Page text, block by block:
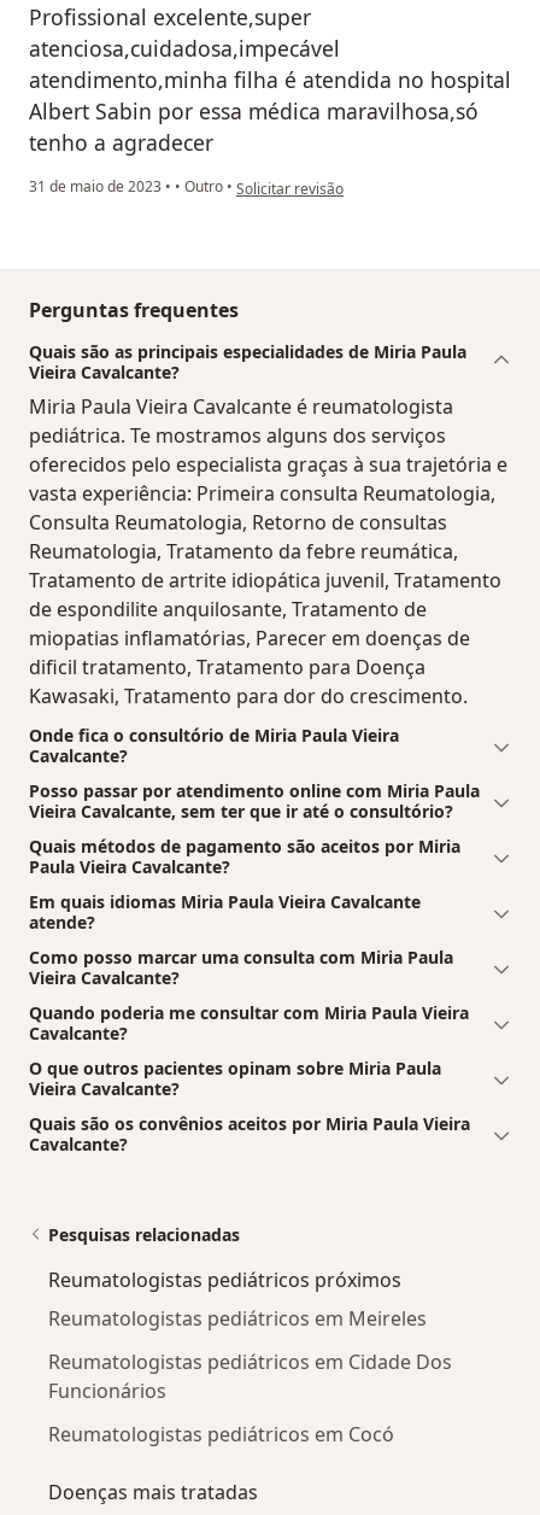
Profissional excelente,super
atenciosa,cuidadosa,impecável
atendimento,minha filha é atendida no hospital
Albert Sabin por essa médica maravilhosa,só
tenho a agradecer
31 de maio de 2023 • • Outro • na opinião do utilizador Alzenir
Solicitar revisão
Perguntas frequentes
Quais são as principais especialidades de Miria Paula
Vieira Cavalcante?
Miria Paula Vieira Cavalcante é reumatologista
pediátrica. Te mostramos alguns dos serviços
oferecidos pelo especialista graças à sua trajetória e
vasta experiência: Primeira consulta Reumatologia,
Consulta Reumatologia, Retorno de consultas
Reumatologia, Tratamento da febre reumática,
Tratamento de artrite idiopática juvenil, Tratamento
de espondilite anquilosante, Tratamento de
miopatias inflamatórias, Parecer em doenças de
dificil tratamento, Tratamento para Doença
Kawasaki, Tratamento para dor do crescimento.
Onde fica o consultório de Miria Paula Vieira
Cavalcante?
Posso passar por atendimento online com Miria Paula
Vieira Cavalcante, sem ter que ir até o consultório?
Quais métodos de pagamento são aceitos por Miria
Paula Vieira Cavalcante?
Em quais idiomas Miria Paula Vieira Cavalcante
atende?
Como posso marcar uma consulta com Miria Paula
Vieira Cavalcante?
Quando poderia me consultar com Miria Paula Vieira
Cavalcante?
O que outros pacientes opinam sobre Miria Paula
Vieira Cavalcante?
Quais são os convênios aceitos por Miria Paula Vieira
Cavalcante?
Pesquisas relacionadas
Reumatologistas pediátricos próximos
Reumatologistas pediátricos em Meireles
Reumatologistas pediátricos em Cidade Dos
Funcionários
Reumatologistas pediátricos em Cocó
Doenças mais tratadas